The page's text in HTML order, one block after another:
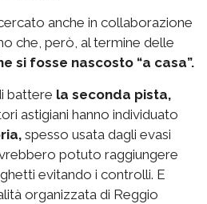
anche in collaborazione
che, però, al termine delle
si fosse nascosto “a casa”.
battere la seconda pista,
astigiani hanno individuato
spesso usata dagli evasi
potuto raggiungere
evitando i controlli. E
organizzata di Reggio